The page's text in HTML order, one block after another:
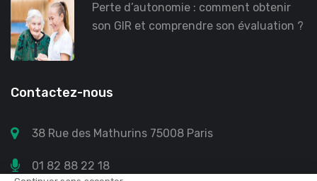
Perte d’autonomie : comment obtenir
son GIR et comprendre son évaluation ?
Contactez-nous
38 Rue des Mathurins 75008 Paris
01 82 88 22 18